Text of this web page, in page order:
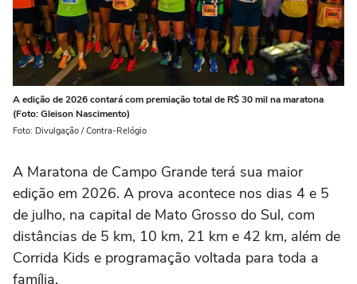
A edição de 2026 contará com premiação total de R$ 30 mil na maratona
(Foto: Gleison Nascimento)
Foto: Divulgação / Contra-Relógio
A Maratona de Campo Grande terá sua maior
edição em 2026. A prova acontece nos dias 4 e 5
de julho, na capital de Mato Grosso do Sul, com
distâncias de 5 km, 10 km, 21 km e 42 km, além de
Corrida Kids e programação voltada para toda a
família.